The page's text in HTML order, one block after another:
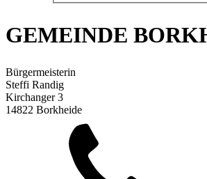
GEMEINDE
Bürgermeisterin
Steffi Randig
Kirchanger 3
14822 Borkheide